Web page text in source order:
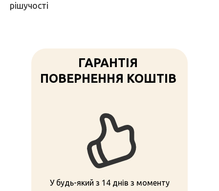
рішучості
ГАРАНТІЯ
ПОВЕРНЕННЯ КОШТІВ
У будь-який з 14 днів з моменту